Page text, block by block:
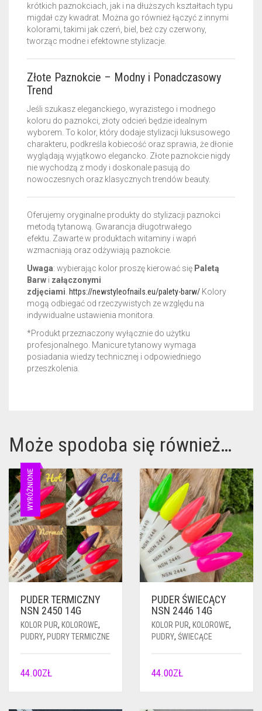
krótkich paznokciach, jak i na dłuższych kształtach typu
migdał czy kwadrat. Można go również łączyć z innymi
kolorami, takimi jak czerń, biel, beż czy czerwony,
tworząc modne i efektowne stylizacje.
Złote Paznokcie – Modny i Ponadczasowy
Trend
Jeśli szukasz eleganckiego, wyrazistego i modnego
koloru do paznokci, złoty odcień będzie idealnym
wyborem. To kolor, który dodaje stylizacji luksusowego
charakteru, podkreśla kobiecość oraz sprawia, że dłonie
wyglądają wyjątkowo elegancko. Złote paznokcie nigdy
nie wychodzą z mody i doskonale pasują do
nowoczesnych oraz klasycznych trendów beauty.
Oferujemy oryginalne produkty do stylizacji paznokci
metodą tytanową. Gwarancja długotrwałego
efektu. Zawarte w produktach witaminy i wapń
wzmacniają oraz odżywiają paznokcie.
Uwaga: wybierając kolor proszę kierować się Paletą
Barw i załączonymi
zdjęciami https://newstyleofnails.eu/palety-barw/ Kolory
mogą odbiegać od rzeczywistych ze względu na
indywidualne ustawienia monitora.
*Produkt przeznaczony wyłącznie do użytku
profesjonalnego. Manicure tytanowy wymaga
posiadania wiedzy technicznej i odpowiedniego
przeszkolenia.
Może spodoba się również…
WYRÓŻNIONE
PUDER TERMICZNY
NSN 2450 14G
KOLOR PUR, KOLOROWE,
PUDRY, PUDRY TERMICZNE
44.00ZŁ
PUDER ŚWIECĄCY
NSN 2446 14G
KOLOR PUR, KOLOROWE,
PUDRY, ŚWIECĄCE
44.00ZŁ